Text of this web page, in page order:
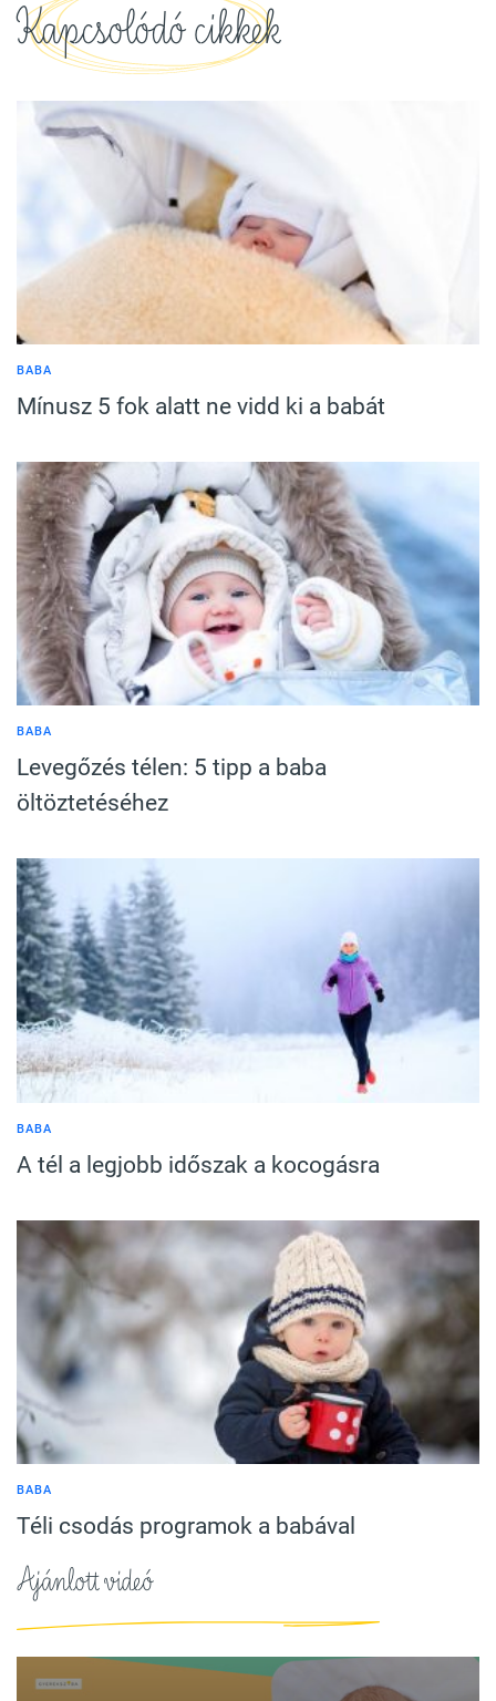
Kapcsolódó cikkek
BABA
Mínusz 5 fok alatt ne vidd ki a babát
BABA
Levegőzés télen: 5 tipp a baba
öltöztetéséhez
BABA
A tél a legjobb időszak a kocogásra
BABA
Téli csodás programok a babával
Ajánlott videó